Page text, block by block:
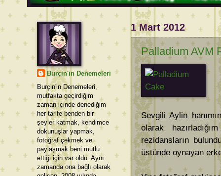
1 Mart 2012
Palladium AVM
Sevgili Aylin
olarak
rezidansların
üstünde oynayan
Burçin'in Denemeleri
Burçin'in Denemeleri,
mutfakta geçirdiğim
zaman içinde denediğim
her tarife benden bir
şeyler katmak, kendimce
dokunuşlar yapmak,
fotoğraf çekmek ve
paylaşmak beni mutlu
ettiği için var oldu. Aynı
zamanda ona bağlı olarak